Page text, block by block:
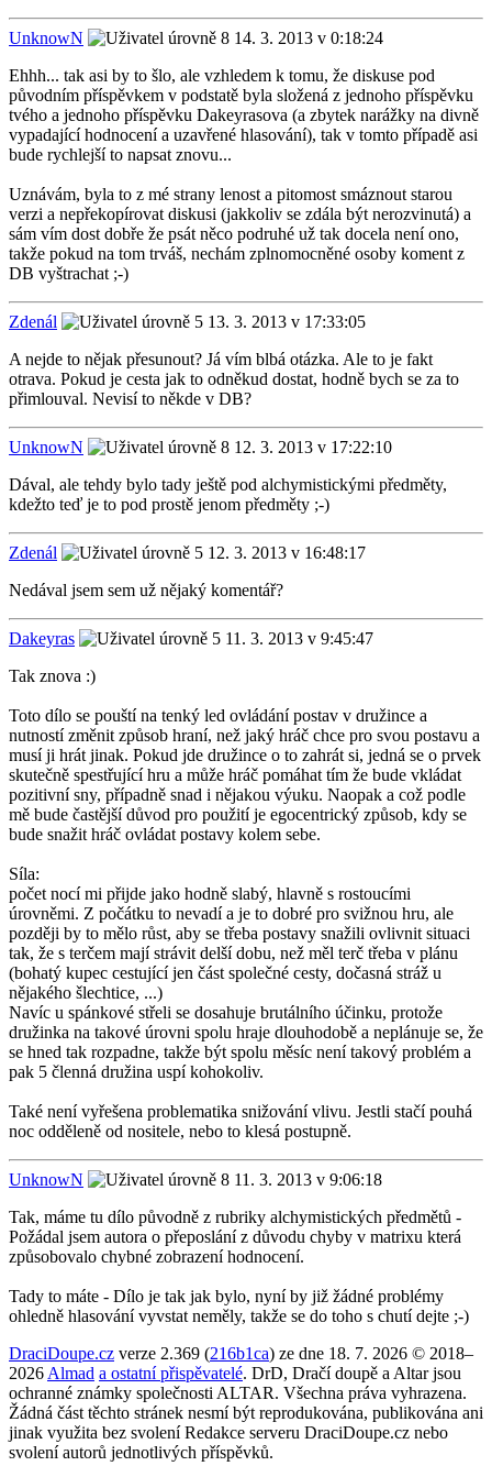
UnknowN
14. 3. 2013 v 0:18:24
Ehhh... tak asi by to šlo, ale vzhledem k tomu, že diskuse pod
původním příspěvkem v podstatě byla složená z jednoho příspěvku
tvého a jednoho příspěvku Dakeyrasova (a zbytek narážky na divně
vypadající hodnocení a uzavřené hlasování), tak v tomto případě asi
bude rychlejší to napsat znovu...
Uznávám, byla to z mé strany lenost a pitomost smáznout starou
verzi a nepřekopírovat diskusi (jakkoliv se zdála být nerozvinutá) a
sám vím dost dobře že psát něco podruhé už tak docela není ono,
takže pokud na tom trváš, nechám zplnomocněné osoby koment z
DB vyštrachat ;-)
Zdenál
13. 3. 2013 v 17:33:05
A nejde to nějak přesunout? Já vím blbá otázka. Ale to je fakt
otrava. Pokud je cesta jak to odněkud dostat, hodně bych se za to
přimlouval. Nevisí to někde v DB?
UnknowN
12. 3. 2013 v 17:22:10
Dával, ale tehdy bylo tady ještě pod alchymistickými předměty,
kdežto teď je to pod prostě jenom předměty ;-)
Zdenál
12. 3. 2013 v 16:48:17
Nedával jsem sem už nějaký komentář?
Dakeyras
11. 3. 2013 v 9:45:47
Tak znova :)
Toto dílo se pouští na tenký led ovládání postav v družince a
nutností změnit způsob hraní, než jaký hráč chce pro svou postavu a
musí ji hrát jinak. Pokud jde družince o to zahrát si, jedná se o prvek
skutečně spestřující hru a může hráč pomáhat tím že bude vkládat
pozitivní sny, případně snad i nějakou výuku. Naopak a což podle
mě bude častější důvod pro použití je egocentrický způsob, kdy se
bude snažit hráč ovládat postavy kolem sebe.
Síla:
počet nocí mi přijde jako hodně slabý, hlavně s rostoucími
úrovněmi. Z počátku to nevadí a je to dobré pro svižnou hru, ale
později by to mělo růst, aby se třeba postavy snažili ovlivnit situaci
tak, že s terčem mají strávit delší dobu, než měl terč třeba v plánu
(bohatý kupec cestující jen část společné cesty, dočasná stráž u
nějakého šlechtice, ...)
Navíc u spánkové střeli se dosahuje brutálního účinku, protože
družinka na takové úrovni spolu hraje dlouhodobě a neplánuje se, že
se hned tak rozpadne, takže být spolu měsíc není takový problém a
pak 5 členná družina uspí kohokoliv.
Také není vyřešena problematika snižování vlivu. Jestli stačí pouhá
noc odděleně od nositele, nebo to klesá postupně.
UnknowN
11. 3. 2013 v 9:06:18
Tak, máme tu dílo původně z rubriky alchymistických předmětů -
Požádal jsem autora o přeposlání z důvodu chyby v matrixu která
způsobovalo chybné zobrazení hodnocení.
Tady to máte - Dílo je tak jak bylo, nyní by již žádné problémy
ohledně hlasování vyvstat neměly, takže se do toho s chutí dejte ;-)
DraciDoupe.cz verze 2.369 (216b1ca) ze dne 18. 7. 2026 © 2018–
2026 Almad a ostatní přispěvatelé. DrD, Dračí doupě a Altar jsou
ochranné známky společnosti ALTAR. Všechna práva vyhrazena.
Žádná část těchto stránek nesmí být reprodukována, publikována ani
jinak využita bez svolení Redakce serveru DraciDoupe.cz nebo
svolení autorů jednotlivých příspěvků.